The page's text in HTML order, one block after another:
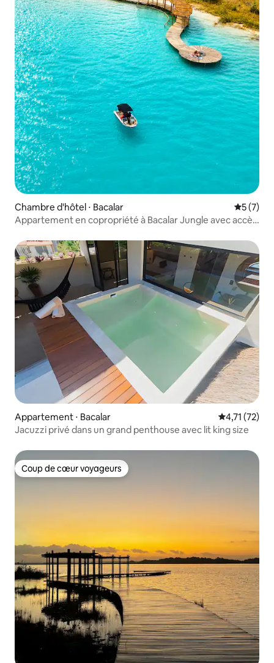
Chambre d'hôtel ⋅ Bacalar
5 (7)
Appartement en copropriété à Bacalar Jungle avec accès
Appartement ⋅ Bacalar Évaluation
4,71 (72)
Jacuzzi privé dans un grand penthouse avec lit king size
Coup de cœur voyageurs
Coup de cœur voyageurs